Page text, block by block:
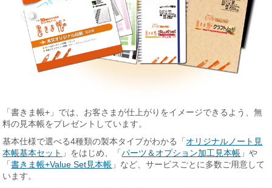
「書きま帳+」では、お客さまが仕上がりをイメージできるよう、無
料の見本帳をプレゼントしています。
基本仕様で選べる4種類の製本タイプがわかる「 オリジナルノート見
本帳基本セット 」をはじめ、「パーツ＆オプション加工見本帳 」や
「書きま帳+Value Set見本帳 」など、サービスごとに多数ご用意して
います。